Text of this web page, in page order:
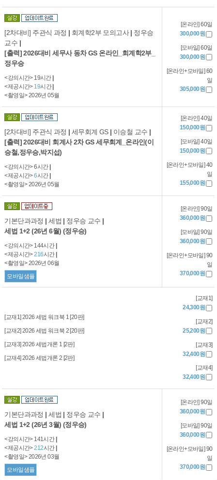
[2차대비] 주관식 과정 | 회계학2부 모의고사| 정우승
교수 |
[출력] 2026대비 세무사 동차 GS 온라인_회계학2부_
정우승
<강의시간> 19시간 |
<제공시간> 19시간|
<촬영일> 2026년 05월
[온라인] 60일
300,000원
[모바일] 60일
300,000원
[온라인+모바일] 60
일
305,000원
[2차대비] 주관식 과정 | 세무회계 GS | 이승철 교수 |
[출력] 2026대비 회계사 2차 GS 세무회계_온라인(이
승철,정우승,박지섭)
<강의시간> 6시간 |
<제공시간>6시간 |
<촬영일> 2026년 05월
[온라인] 40일
150,000원
[모바일] 40일
150,000원
[온라인+모바일] 40
일
155,000원
기본단과과정 | 세법 | 정우승 교수 |
세법 1+2 (26년 6월) (정우승)
<강의시간> 144시간 |
<제공시간>216시간 |
<촬영일> 2026년 06월
모바일샘플
[온라인] 90일
360,000원
[모바일] 90일
360,000원
[온라인+모바일] 90
일
370,000원
[교재1] 2026 세법 워크북 1 [20판]
[교재2] 2026 세법 워크북 2 [20판]
[교재3] 2026 세법개론 1 [2판]
[교재4] 2026 세법개론 2 [2판]
[교재1]
24,300원
[교재2]
25,200원
[교재3]
32,400원
[교재4]
32,400원
기본단과과정 | 세법 | 정우승 교수 |
세법 1+2 (26년 3월) (정우승)
<강의시간> 141시간 |
<제공시간>212시간 |
<촬영일> 2026년 03월
모바일샘플
[온라인] 90일
360,000원
[모바일] 90일
360,000원
[온라인+모바일] 90
일
370,000원